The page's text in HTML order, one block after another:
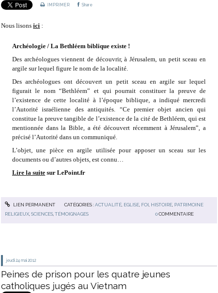
IMPRIMER Share
Nous lisons ici :
Archéologie / La Bethléem biblique existe !
Des archéologues viennent de découvrir, à Jérusalem, un petit sceau en
argile sur lequel figure le nom de la localité.
Des archéologues ont découvert un petit sceau en argile sur lequel
figurait le nom “Bethléem” et qui pourrait constituer la preuve de
l’existence de cette localité à l’époque biblique, a indiqué mercredi
l’Autorité israélienne des antiquités. “Ce premier objet ancien qui
constitue la preuve tangible de l’existence de la cité de Bethléem, qui est
mentionnée dans la Bible, a été découvert récemment à Jérusalem”, a
précisé l’Autorité dans un communiqué.
L’objet, une pièce en argile utilisée pour apposer un sceau sur les
documents ou d’autres objets, est connu…
Lire la suitesur LePoint.fr
LIEN PERMANENT CATÉGORIES :ACTUALITÉ, EGLISE, FOI, HISTOIRE, PATRIMOINE
RELIGIEUX ,SCIENCES ,TÉMOIGNAGES 0 COMMENTAIRE
jeudi 24 mai 2012
Peines de prison pour les quatre jeunes
catholiques jugés au Vietnam